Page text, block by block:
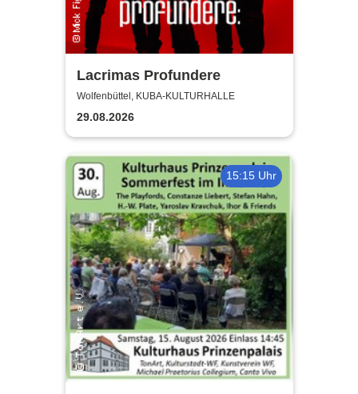
Lacrimas Profundere
Wolfenbüttel, KUBA-KULTURHALLE
29.08.2026
15:15 Uhr